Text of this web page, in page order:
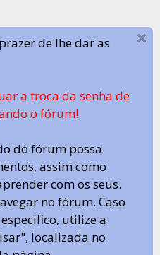
de lhe dar as
a troca da senha de
o fórum!
do fórum possa
assim como
com os seus.
no fórum. Caso
utilize a
localizada no